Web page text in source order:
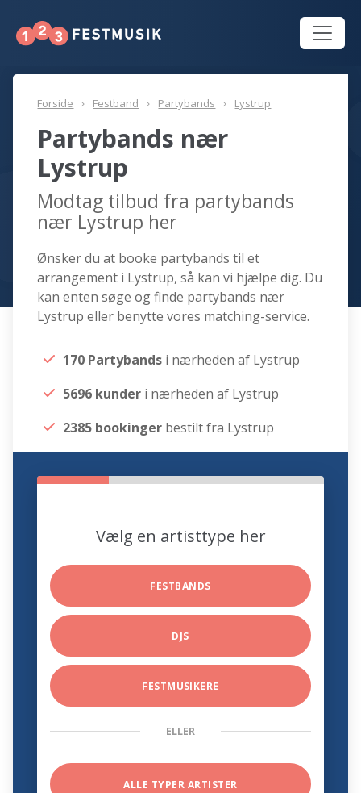
Forside Festband Partybands Lystrup
Partybands nær
Lystrup
Modtag tilbud fra partybands
nær Lystrup her
Ønsker du at booke partybands til et
arrangement i Lystrup, så kan vi hjælpe dig. Du
kan enten søge og finde partybands nær
Lystrup eller benytte vores matching-service.
170 Partybands i nærheden af Lystrup
5696 kunder i nærheden af Lystrup
2385 bookinger bestilt fra Lystrup
Vælg en artisttype her
FESTBANDS
DJS
FESTMUSIKERE
ELLER
ALLE TYPER ARTISTER